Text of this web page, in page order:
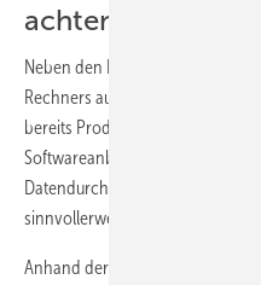
achten?
Neben den Funktionen sollte
Rechners auch
bereits Produkte eines der oben
Softwareanbieters einsetzen,
Datendurchgängigkeit und einer
sinnvollerweise ihrem Hersteller
Anhand der Einsatzbereiche